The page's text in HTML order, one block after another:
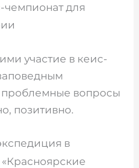
для
участие в кеис-
вопросы
позитивно.
в